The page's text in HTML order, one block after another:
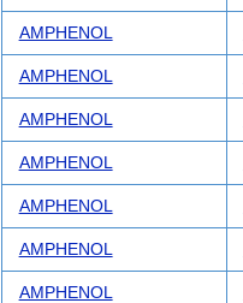
AMPHENOL
AMPHENOL
AMPHENOL
AMPHENOL
AMPHENOL
AMPHENOL
AMPHENOL